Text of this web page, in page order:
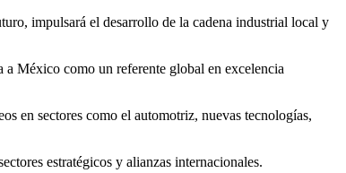
impulsará el desarrollo de la cadena industrial local y
a México como un referente global en excelencia
en sectores como el automotriz, nuevas tecnologías,
estratégicos y alianzas internacionales.